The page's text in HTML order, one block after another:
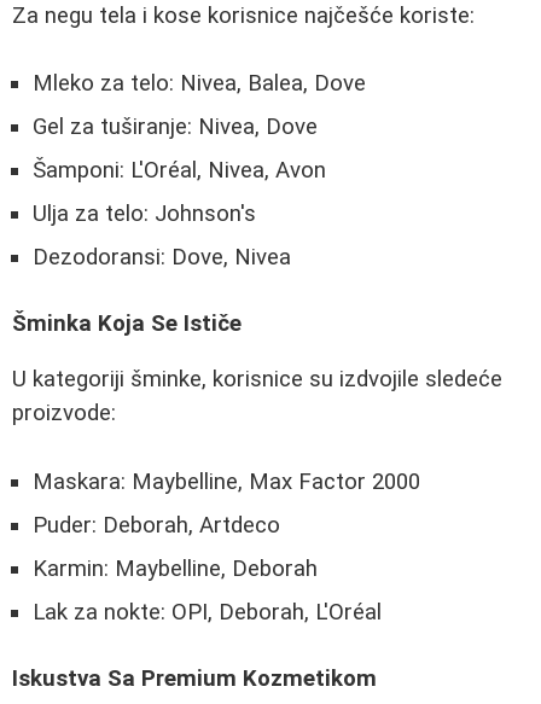
Za negu tela i kose korisnice najčešće koriste:
Mleko za telo: Nivea, Balea, Dove
Gel za tuširanje: Nivea, Dove
Šamponi: L'Oréal, Nivea, Avon
Ulja za telo: Johnson's
Dezodoransi: Dove, Nivea
Šminka Koja Se Ističe
U kategoriji šminke, korisnice su izdvojile sledeće
proizvode:
Maskara: Maybelline, Max Factor 2000
Puder: Deborah, Artdeco
Karmin: Maybelline, Deborah
Lak za nokte: OPI, Deborah, L'Oréal
Iskustva Sa Premium Kozmetikom